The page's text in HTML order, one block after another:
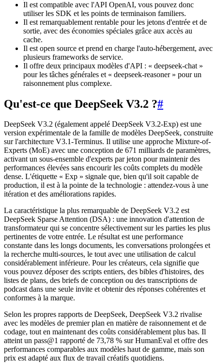
Il est compatible avec l'API OpenAI, vous pouvez donc
utiliser les SDK et les points de terminaison familiers.
Il est remarquablement rentable pour les jetons d'entrée et de
sortie, avec des économies spéciales grâce aux accès au
cache.
Il est open source et prend en charge l'auto-hébergement, avec
plusieurs frameworks de service.
Il offre deux principaux modèles d'API : « deepseek-chat »
pour les tâches générales et « deepseek-reasoner » pour un
raisonnement plus complexe.
Qu'est-ce que DeepSeek V3.2 ?#
DeepSeek V3.2 (également appelé DeepSeek V3.2-Exp) est une
version expérimentale de la famille de modèles DeepSeek, construite
sur l'architecture V3.1-Terminus. Il utilise une approche Mixture-of-
Experts (MoE) avec une conception de 671 milliards de paramètres,
activant un sous-ensemble d'experts par jeton pour maintenir des
performances élevées sans encourir les coûts complets du modèle
dense. L'étiquette « Exp » signale que, bien qu'il soit capable de
production, il est à la pointe de la technologie : attendez-vous à une
itération et des améliorations rapides.
La caractéristique la plus remarquable de DeepSeek V3.2 est
DeepSeek Sparse Attention (DSA) : une innovation d'attention de
transformateur qui se concentre sélectivement sur les parties les plus
pertinentes de votre entrée. Le résultat est une performance
constante dans les longs documents, les conversations prolongées et
la recherche multi-sources, le tout avec une utilisation de calcul
considérablement inférieure. Pour les créateurs, cela signifie que
vous pouvez déposer des scripts entiers, des bibles d'histoires, des
listes de plans, des briefs de conception ou des transcriptions de
podcast dans une seule invite et obtenir des réponses cohérentes et
conformes à la marque.
Selon les propres rapports de DeepSeek, DeepSeek V3.2 rivalise
avec les modèles de premier plan en matière de raisonnement et de
codage, tout en maintenant des coûts considérablement plus bas. Il
atteint un pass@1 rapporté de 73,78 % sur HumanEval et offre des
performances comparables aux modèles haut de gamme, mais son
prix est adapté aux flux de travail créatifs quotidiens.